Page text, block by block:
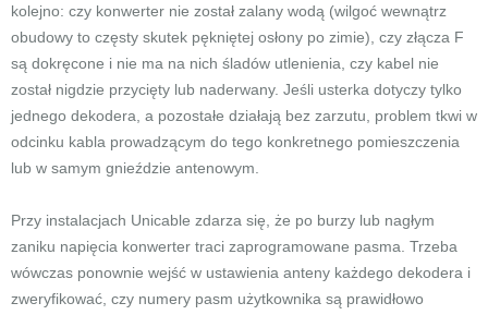
kolejno: czy konwerter nie został zalany wodą (wilgoć wewnątrz
obudowy to częsty skutek pękniętej osłony po zimie), czy złącza F
są dokręcone i nie ma na nich śladów utlenienia, czy kabel nie
został nigdzie przycięty lub naderwany. Jeśli usterka dotyczy tylko
jednego dekodera, a pozostałe działają bez zarzutu, problem tkwi w
odcinku kabla prowadzącym do tego konkretnego pomieszczenia
lub w samym gnieździe antenowym.
Przy instalacjach Unicable zdarza się, że po burzy lub nagłym
zaniku napięcia konwerter traci zaprogramowane pasma. Trzeba
wówczas ponownie wejść w ustawienia anteny każdego dekodera i
zweryfikować, czy numery pasm użytkownika są prawidłowo